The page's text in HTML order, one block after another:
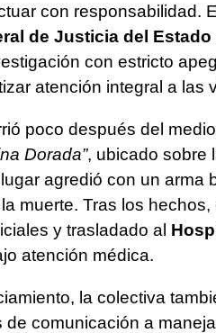
con responsabilidad.
de Justicia del Estado
con estricto
atención integral a las
poco después del
Dorada”, ubicado sobre
agredió con un arma
muerte. Tras los
y trasladado al
atención médica.
la colectiva
de comunicación a